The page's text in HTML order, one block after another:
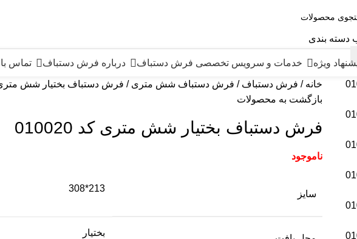
دسته بندی
ویژه خدمات و سرویس تخصصی فرش دستباف درباره فرش دستباف تماس با
خانه فرش دستباف فرش دستباف شش متری فرش دستباف بختیار شش متری کد
بازگشت به محصولات
فرش دستباف بختیار شش متری کد 010020
ناموجود
سایز
213*308
بختیار